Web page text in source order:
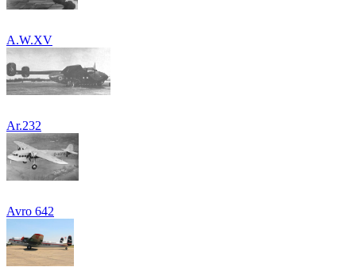
A.W.XV
Ar.232
Avro 642